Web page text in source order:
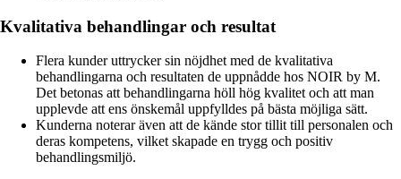
Kvalitativa behandlingar och resultat
Flera kunder uttrycker sin nöjdhet med de kvalitativa
behandlingarna och resultaten de uppnådde hos NOIR by M.
Det betonas att behandlingarna höll hög kvalitet och att man
upplevde att ens önskemål uppfylldes på bästa möjliga sätt.
Kunderna noterar även att de kände stor tillit till personalen och
deras kompetens, vilket skapade en trygg och positiv
behandlingsmiljö.